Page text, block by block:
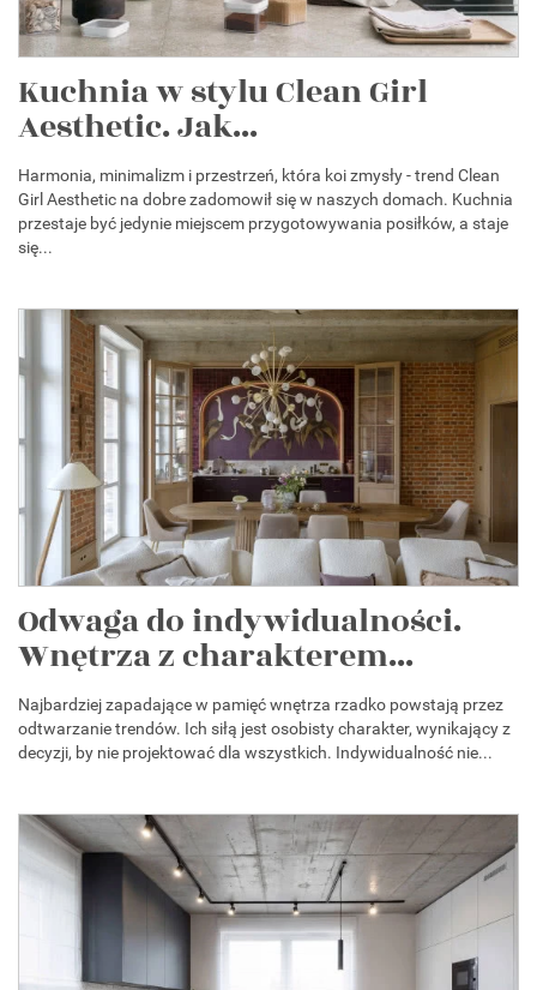
Kuchnia w stylu Clean Girl
Aesthetic. Jak...
Harmonia, minimalizm i przestrzeń, która koi zmysły - trend Clean
Girl Aesthetic na dobre zadomowił się w naszych domach. Kuchnia
przestaje być jedynie miejscem przygotowywania posiłków, a staje
się...
Odwaga do indywidualności.
Wnętrza z charakterem...
Najbardziej zapadające w pamięć wnętrza rzadko powstają przez
odtwarzanie trendów. Ich siłą jest osobisty charakter, wynikający z
decyzji, by nie projektować dla wszystkich. Indywidualność nie...